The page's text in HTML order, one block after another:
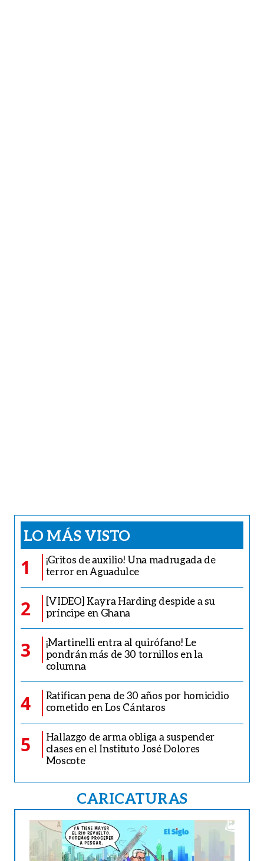
LO MÁS VISTO
1
¡Gritos de auxilio! Una madrugada de
terror en Aguadulce
2
[VIDEO] Kayra Harding despide a su
príncipe en Ghana
3
¡Martinelli entra al quirófano! Le
pondrán más de 30 tornillos en la
columna
4
Ratifican pena de 30 años por homicidio
cometido en Los Cántaros
5
Hallazgo de arma obliga a suspender
clases en el Instituto José Dolores
Moscote
CARICATURAS